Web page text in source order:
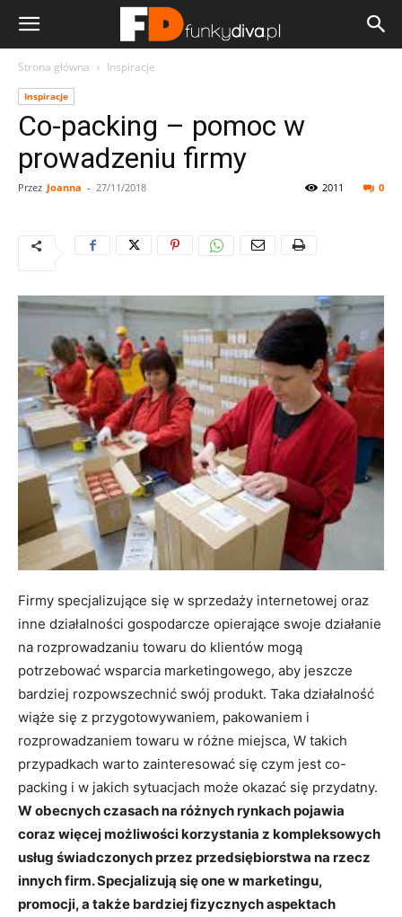
Strona główna Inspiracje
Inspiracje
Co-packing – pomoc w
prowadzeniu firmy
Przez Joanna - 27/11/2018 0
2011
Firmy specjalizujące się w sprzedaży internetowej oraz
inne działalności gospodarcze opierające swoje działanie
na rozprowadzaniu towaru do klientów mogą
potrzebować wsparcia marketingowego, aby jeszcze
bardziej rozpowszechnić swój produkt. Taka działalność
wiąże się z przygotowywaniem, pakowaniem i
rozprowadzaniem towaru w różne miejsca, W takich
przypadkach warto zainteresować się czym jest co-
packing i w jakich sytuacjach może okazać się przydatny.
W obecnych czasach na różnych rynkach pojawia
coraz więcej możliwości korzystania z kompleksowych
usług świadczonych przez przedsiębiorstwa na rzecz
innych firm. Specjalizują się one w marketingu,
promocji, a także bardziej fizycznych aspektach